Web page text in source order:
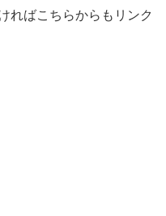
ればこちらからもリンク